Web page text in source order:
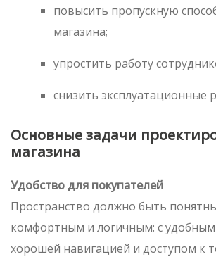
повысить пропускную
магазина;
упростить работу
снизить эксплуатационные
Основные задачи
магазина
Удобство для покупателей
Пространство должно быть
комфортным и логичным: с
хорошей навигацией и доступом к